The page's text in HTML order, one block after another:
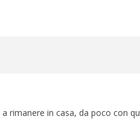
rimanere in casa, da poco con